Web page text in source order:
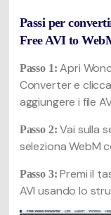
Passi per
Free AVI to
Passo 1: Apri
Converter e
aggiungere i file
Passo 2: Vai sulla
seleziona WebM
Passo 3: Premi il
AVI usando lo